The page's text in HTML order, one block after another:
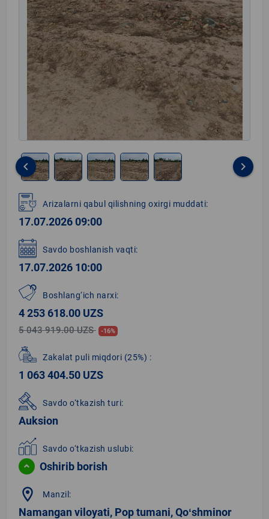
1
of
5
keyboard_arrow_left keyboard_arrow_right
Arizalarni qabul qilishning oxirgi muddati:
17.07.2026 09:00
Savdo boshlanish vaqti:
17.07.2026 10:00
Boshlang‘ich narxi:
4 253 618.00 UZS
5 043 919.00 UZS -16%
Zakalat puli miqdori (25%) :
1 063 404.50 UZS
Savdo o‘tkazish turi:
Auksion
Savdo o‘tkazish uslubi:
Oshirib borish
location_on Manzil:
Namangan viloyati, Pop tumani, Qoʻshminor